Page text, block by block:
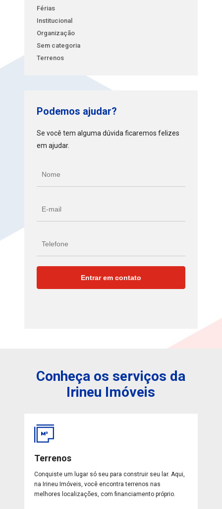
Férias
Institucional
Organização
Sem categoria
Terrenos
Podemos ajudar?
Se você tem alguma dúvida ficaremos felizes
em ajudar.
Conheça os serviços da
Irineu Imóveis
Terrenos
Conquiste um lugar só seu para construir seu lar. Aqui,
na Irineu Imóveis, você encontra terrenos nas
melhores localizações, com financiamento próprio.